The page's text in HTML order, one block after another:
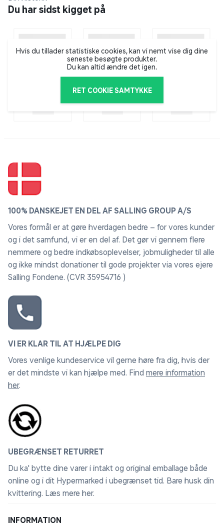
finder man både kunstige negle og vipper, kosmetik
Du har sidst kigget på
Hvis du tillader statistiske cookies, kan vi nemt vise dig dine
seneste besøgte produkter.
Du kan altid ændre det igen.
RET COOKIE SAMTYKKE
100% DANSKEJET EN DEL AF SALLING GROUP A/S
Vores formål er at gøre hverdagen bedre – for vores kunder
og i det samfund, vi er en del af. Det gør vi gennem flere
nemmere og bedre indkøbsoplevelser, jobmuligheder til alle
og ikke mindst donationer til gode projekter via vores ejere
Salling Fondene. (CVR 35954716 )
VI ER KLAR TIL AT HJÆLPE DIG
Vores venlige kundeservice vil gerne høre fra dig, hvis der
er det mindste vi kan hjælpe med. Find mere information
her.
UBEGRÆNSET RETURRET
Du ka' bytte dine varer i intakt og original emballage både
online og i dit Hypermarked i ubegrænset tid. Bare husk din
kvittering. Læs mere her.
INFORMATION